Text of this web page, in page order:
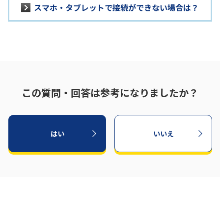
スマホ・タブレットで接続ができない場合は？
この質問・回答は参考になりましたか？
はい いいえ